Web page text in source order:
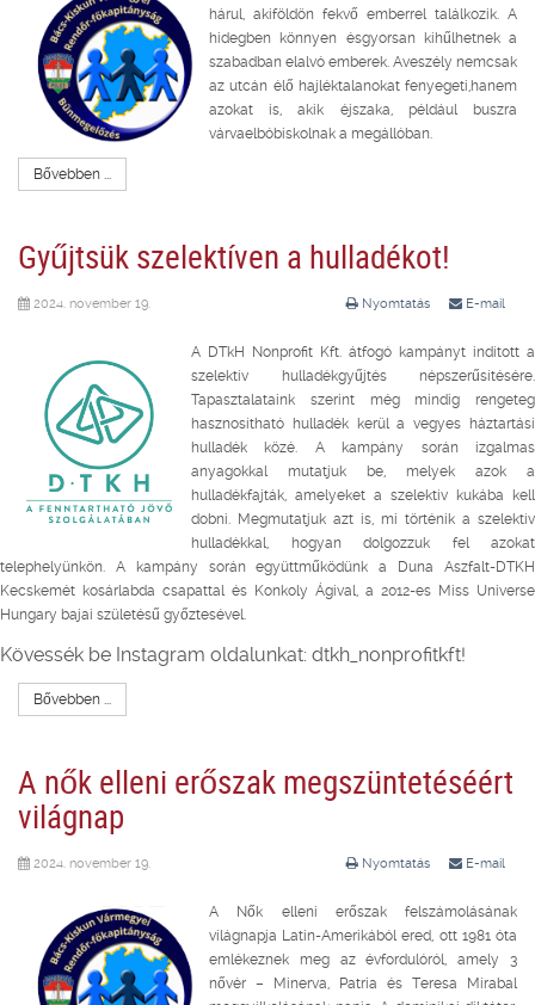
hárul, akiföldön fekvő emberrel találkozik. A
hidegben könnyen ésgyorsan kihűlhetnek a
szabadban elalvó emberek. Aveszély nemcsak
az utcán élő hajléktalanokat fenyegeti,hanem
azokat is, akik éjszaka, például buszra
várvaelbóbiskolnak a megállóban.
Bővebben ...
Gyűjtsük szelektíven a hulladékot!
Nyomtatás E-mail
2024. november 19.
A DTkH Nonprofit Kft. átfogó kampányt indított a
szelektív hulladékgyűjtés népszerűsítésére.
Tapasztalataink szerint még mindig rengeteg
hasznosítható hulladék kerül a vegyes háztartási
hulladék közé. A kampány során izgalmas
anyagokkal mutatjuk be, melyek azok a
hulladékfajták, amelyeket a szelektív kukába kell
dobni. Megmutatjuk azt is, mi történik a szelektív
hulladékkal, hogyan dolgozzuk fel azokat
telephelyünkön. A kampány során együttműködünk a Duna Aszfalt-DTKH
Kecskemét kosárlabda csapattal és Konkoly Ágival, a 2012-es Miss Universe
Hungary bajai születésű győztesével.
Kövessék be Instagram oldalunkat: dtkh_nonprofitkft!
Bővebben ...
A nők elleni erőszak megszüntetéséért
világnap
Nyomtatás E-mail
2024. november 19.
A Nők elleni erőszak felszámolásának
világnapja Latin-Amerikából ered, ott 1981 óta
emlékeznek meg az évfordulóról, amely 3
nővér – Minerva, Patria és Teresa Mirabal